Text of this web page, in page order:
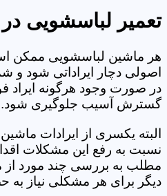
تعمیر لباسشویی
هر ماشین لباسشویی ممکن
اصولی دچار ایراداتی شود و
در صورت وجود هرگونه ایراد
گسترش آسیب جلوگیری شود.
البته یکسری از ایرادات
نسبت به رفع این مشکلات
مطلب به بررسی چند مورد از
دیگر برای هر مشکلی نیاز به حضور